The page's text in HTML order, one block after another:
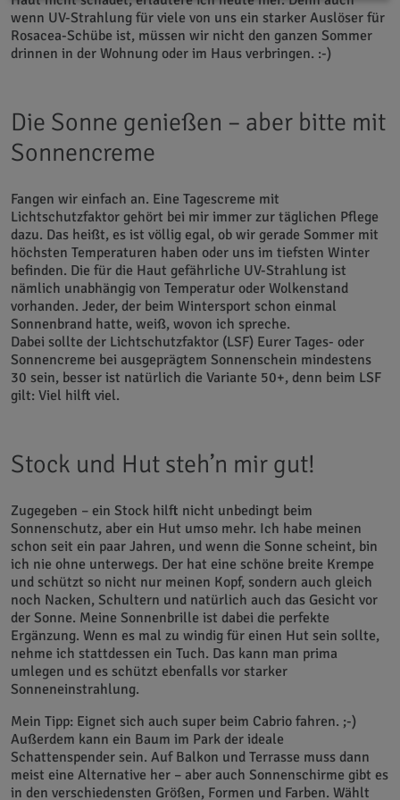
wenn UV-Strahlung für viele von uns ein starker Auslöser für
Rosacea-Schübe ist, müssen wir nicht den ganzen Sommer
drinnen in der Wohnung oder im Haus verbringen. :-)
Die Sonne genießen – aber bitte mit
Sonnencreme
Fangen wir einfach an. Eine Tagescreme mit
Lichtschutzfaktor gehört bei mir immer zur täglichen Pflege
dazu. Das heißt, es ist völlig egal, ob wir gerade Sommer mit
höchsten Temperaturen haben oder uns im tiefsten Winter
befinden. Die für die Haut gefährliche UV-Strahlung ist
nämlich unabhängig von Temperatur oder Wolkenstand
vorhanden. Jeder, der beim Wintersport schon einmal
Sonnenbrand hatte, weiß, wovon ich spreche.
Dabei sollte der Lichtschutzfaktor (LSF) Eurer Tages- oder
Sonnencreme bei ausgeprägtem Sonnenschein mindestens
30 sein, besser ist natürlich die Variante 50+, denn beim LSF
gilt: Viel hilft viel.
Stock und Hut steh’n mir gut!
Zugegeben – ein Stock hilft nicht unbedingt beim
Sonnenschutz, aber ein Hut umso mehr. Ich habe meinen
schon seit ein paar Jahren, und wenn die Sonne scheint, bin
ich nie ohne unterwegs. Der hat eine schöne breite Krempe
und schützt so nicht nur meinen Kopf, sondern auch gleich
noch Nacken, Schultern und natürlich auch das Gesicht vor
der Sonne. Meine Sonnenbrille ist dabei die perfekte
Ergänzung. Wenn es mal zu windig für einen Hut sein sollte,
nehme ich stattdessen ein Tuch. Das kann man prima
umlegen und es schützt ebenfalls vor starker
Sonneneinstrahlung.
Mein Tipp: Eignet sich auch super beim Cabrio fahren. ;-)
Außerdem kann ein Baum im Park der ideale
Schattenspender sein. Auf Balkon und Terrasse muss dann
meist eine Alternative her – aber auch Sonnenschirme gibt es
in den verschiedensten Größen, Formen und Farben. Wählt